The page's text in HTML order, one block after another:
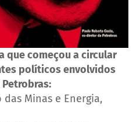
que começou a circular
políticos envolvidos
Minas e Energia,